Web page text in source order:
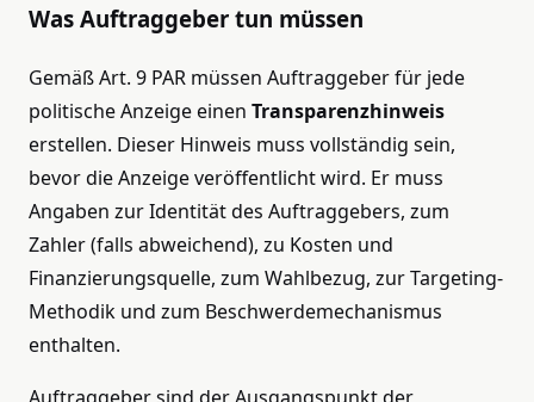
Was Auftraggeber tun müssen
Gemäß Art. 9 PAR müssen Auftraggeber für jede
politische Anzeige einen Transparenzhinweis
erstellen. Dieser Hinweis muss vollständig sein,
bevor die Anzeige veröffentlicht wird. Er muss
Angaben zur Identität des Auftraggebers, zum
Zahler (falls abweichend), zu Kosten und
Finanzierungsquelle, zum Wahlbezug, zur Targeting-
Methodik und zum Beschwerdemechanismus
enthalten.